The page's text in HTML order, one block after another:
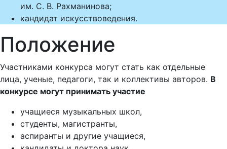
им. С. В. Рахманинова;
кандидат искусствоведения.
Положение
Участниками конкурса могут стать как отдельные
лица, ученые, педагоги, так и коллективы авторов. В
конкурсе могут принимать участие
учащиеся музыкальных школ,
студенты, магистранты,
аспиранты и другие учащиеся,